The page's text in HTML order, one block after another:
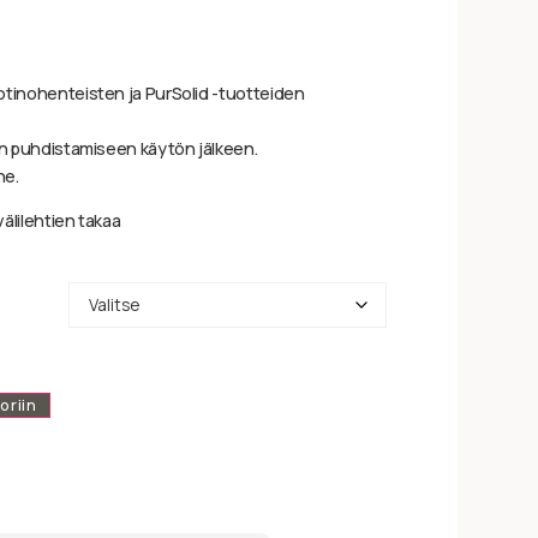
ja PurSolid -tuotteiden
puhdistamiseen käytön jälkeen.
takaa